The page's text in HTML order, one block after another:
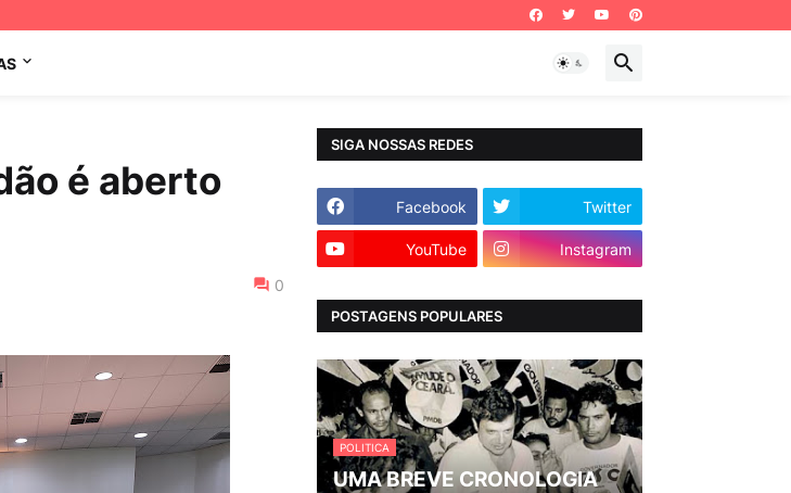
é aberto
0
SIGA NOSSAS REDES
Facebook Twitter
YouTube Instagram
POSTAGENS POPULARES
POLITICA
UMA BREVE CRONOLOGIA